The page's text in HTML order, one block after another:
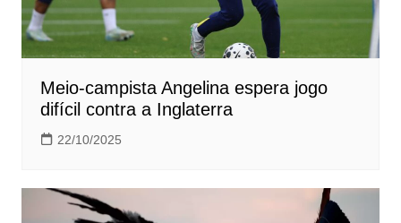
Meio-campista Angelina espera jogo
difícil contra a Inglaterra
22/10/2025